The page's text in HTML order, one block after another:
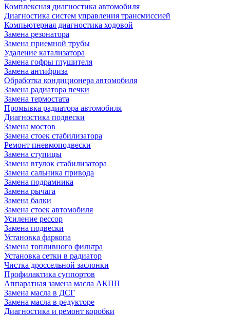
Комплексная диагностика автомобиля
Диагностика систем управления трансмиссией
Компьютерная диагностика ходовой
Замена резонатора
Замена приемной трубы
Удаление катализатора
Замена гофры глушителя
Замена антифриза
Обработка кондиционера автомобиля
Замена радиатора печки
Замена термостата
Промывка радиатора автомобиля
Диагностика подвески
Замена мостов
Замена стоек стабилизатора
Ремонт пневмоподвески
Замена ступицы
Замена втулок стабилизатора
Замена сальника привода
Замена подрамника
Замена рычага
Замена балки
Замена стоек автомобиля
Усиление рессор
Замена подвески
Установка фаркопа
Замена топливного фильтра
Установка сетки в радиатор
Чистка дроссельной заслонки
Профилактика суппортов
Аппаратная замена масла АКПП
Замена масла в ДСГ
Замена масла в редукторе
Диагностика и ремонт коробки